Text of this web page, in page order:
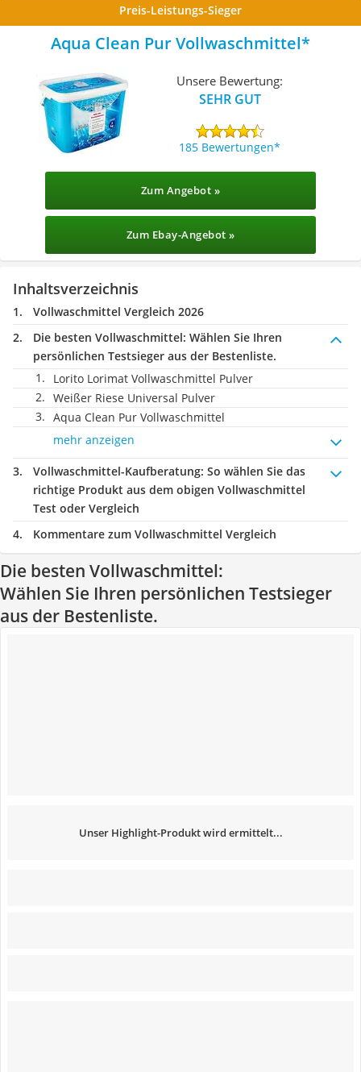
Preis-Leistungs-Sieger
Aqua Clean Pur Vollwaschmittel
Unsere Bewertung:
SEHR GUT
185 Bewertungen
Zum Angebot »
Zum Ebay-Angebot »
Inhaltsverzeichnis
Vollwaschmittel Vergleich 2026
Die besten Vollwaschmittel: Wählen Sie Ihren
persönlichen Testsieger aus der Bestenliste.
Lorito Lorimat Vollwaschmittel Pulver
Weißer Riese Universal Pulver
Aqua Clean Pur Vollwaschmittel
mehr anzeigen
Vollwaschmittel-Kaufberatung: So wählen Sie das
richtige Produkt aus dem obigen Vollwaschmittel
Test oder Vergleich
Kommentare zum Vollwaschmittel Vergleich
Die besten Vollwaschmittel:
Wählen Sie Ihren persönlichen Testsieger
aus der Bestenliste.
Unser Highlight-Produkt wird ermittelt...